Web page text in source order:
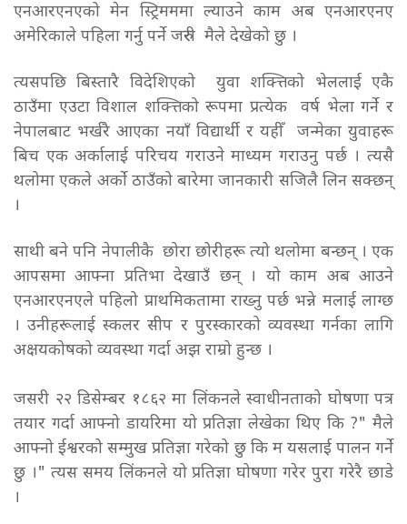
एनआरएनएको मेन स्ट्रिमममा ल्याउने काम अब एनआरएनए
अमेरिकाले पहिला गर्नु पर्ने जरुरी मैले देखेको छु ।
त्यसपछि बिस्तारै विदेशिएको युवा शक्त्तिको भेललाई एकै
ठाउँमा एउटा विशाल शक्त्तिको रूपमा प्रत्येक वर्ष भेला गर्ने र
नेपालबाट भर्खरै आएका नयाँ विद्यार्थी र यहीँ जन्मेका युवाहरू
बिच एक अर्कालाई परिचय गराउने माध्यम गराउनु पर्छ । त्यसै
थलोमा एकले अर्को ठाउँको बारेमा जानकारी सजिलै लिन सक्छन्
।
साथी बने पनि नेपालीकै छोरा छोरीहरू त्यो थलोमा बन्छन् । एक
आपसमा आफ्ना प्रतिभा देखाउँ छन् । यो काम अब आउने
एनआरएनएले पहिलो प्राथमिकतामा राख्नु पर्छ भन्ने मलाई लाग्छ
। उनीहरूलाई स्कलर सीप र पुरस्कारको व्यवस्था गर्नका लागि
अक्षयकोषको व्यवस्था गर्दा अझ राम्रो हुन्छ ।
जसरी २२ डिसेम्बर १८६२ मा लिंकनले स्वाधीनताको घोषणा पत्र
तयार गर्दा आफ्नो डायरिमा यो प्रतिज्ञा लेखेका थिए कि ?" मैले
आफ्नो ईश्वरको सम्मुख प्रतिज्ञा गरेको छु कि म यसलाई पालन गर्ने
छु ।" त्यस समय लिंकनले यो प्रतिज्ञा घोषणा गरेर पुरा गरेरै छाडे
।